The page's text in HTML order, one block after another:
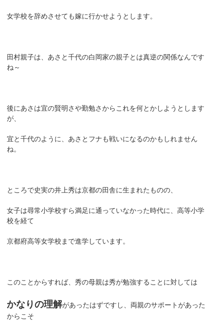
女学校を辞めさせても嫁に行かせようとします。
田村親子は、あさと千代の白岡家の親子とは真逆の関係なんです
ね～
後にあさは宜の賢明さや勤勉さからこれを何とかしようとします
が、
宜と千代のように、あさとフナも戦いになるのかもしれません
ね。
ところで史実の井上秀は京都の田舎に生まれたものの、
女子は尋常小学校すら満足に通っていなかった時代に、高等小学
校を経て
京都府高等女学校まで進学しています。
このことからすれば、秀の母親は秀が勉強することに対しては
かなりの理解があったはずですし、両親のサポートがあった
からこそ